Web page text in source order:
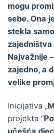
mogu
sebe. Ona
stekla
Najvažnije
zajedno, a
velike
Inicijativa „
projekta “
učešća